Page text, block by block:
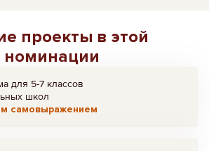
проекты в этой
номинации
для 5-7 классов
школ
самовыражением